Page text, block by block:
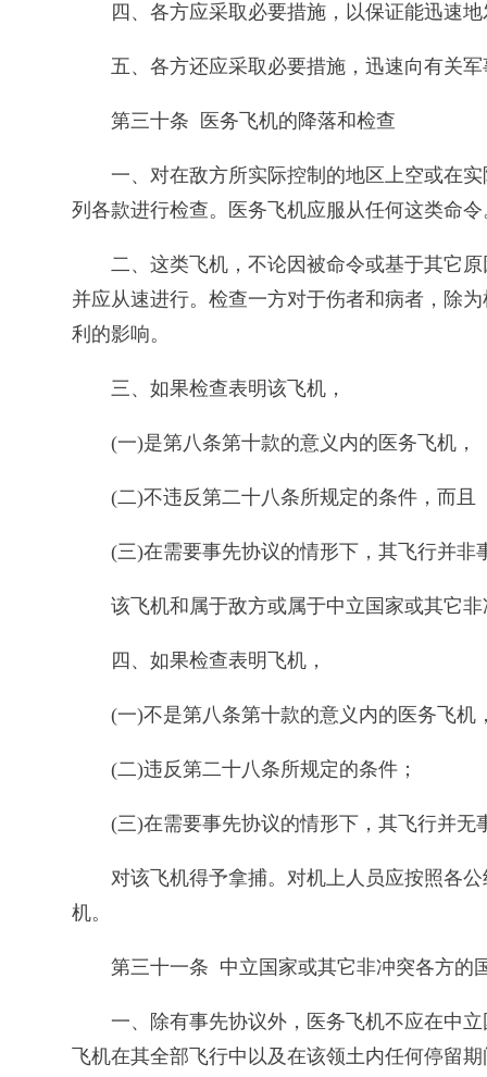
四、各方应采取必要措施，以保证能迅速
五、各方还应采取必要措施，迅速向有关
第三十条 医务飞机的降落和检查
一、对在敌方所实际控制的地区上空或在
列各款进行检查。医务飞机应服从任何这类命令
二、这类飞机，不论因被命令或基于其它
并应从速进行。检查一方对于伤者和病者，除
利的影响。
三、如果检查表明该飞机，
(一)是第八条第十款的意义内的医务飞机，
(二)不违反第二十八条所规定的条件，而且
(三)在需要事先协议的情形下，其飞行并
该飞机和属于敌方或属于中立国家或其它
四、如果检查表明飞机，
(一)不是第八条第十款的意义内的医务飞机
(二)违反第二十八条所规定的条件；
(三)在需要事先协议的情形下，其飞行并无
对该飞机得予拿捕。对机上人员应按照各
机。
第三十一条 中立国家或其它非冲突各方的
一、除有事先协议外，医务飞机不应在中
飞机在其全部飞行中以及在该领土内任何停留